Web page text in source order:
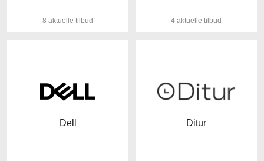
8 aktuelle tilbud 4 aktuelle tilbud
Dell Ditur